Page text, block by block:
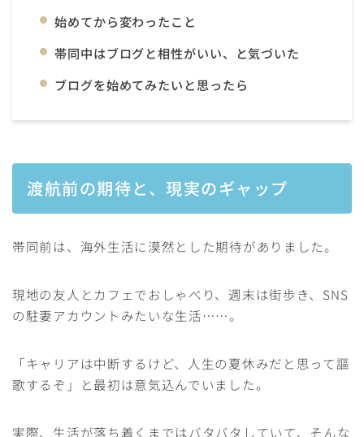
始めてから変わったこと
帯同中はブログと相性がいい、と気づいた
ブログを始めてみたいと思ったら
渡航前の期待と、現実のギャップ
帯同前は、海外生活に漠然とした期待がありました。
現地の友人とカフェでおしゃべり、週末は街歩き、SNS
の駐妻アカウントみたいな生活……。
「キャリアは中断するけど、人生の夏休みだと思って謳
歌するぞ」と最初は意気込んでいました。
実際、生活が落ち着くまではバタバタしていて、そんな